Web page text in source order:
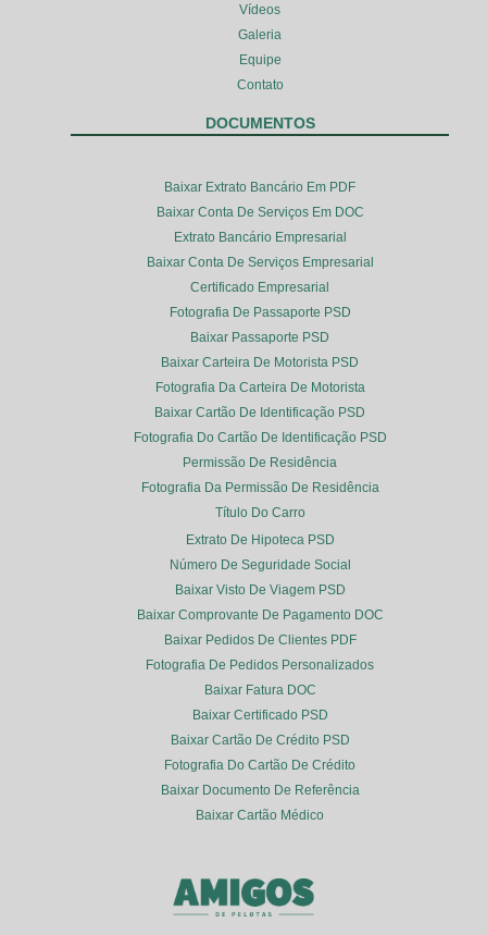
Vídeos
Galeria
Equipe
Contato
DOCUMENTOS
Baixar Extrato Bancário Em PDF
Baixar Conta De Serviços Em DOC
Extrato Bancário Empresarial
Baixar Conta De Serviços Empresarial
Certificado Empresarial
Fotografia De Passaporte PSD
Baixar Passaporte PSD
Baixar Carteira De Motorista PSD
Fotografia Da Carteira De Motorista
Baixar Cartão De Identificação PSD
Fotografia Do Cartão De Identificação PSD
Permissão De Residência
Fotografia Da Permissão De Residência
Título Do Carro
Extrato De Hipoteca PSD
Número De Seguridade Social
Baixar Visto De Viagem PSD
Baixar Comprovante De Pagamento DOC
Baixar Pedidos De Clientes PDF
Fotografia De Pedidos Personalizados
Baixar Fatura DOC
Baixar Certificado PSD
Baixar Cartão De Crédito PSD
Fotografia Do Cartão De Crédito
Baixar Documento De Referência
Baixar Cartão Médico